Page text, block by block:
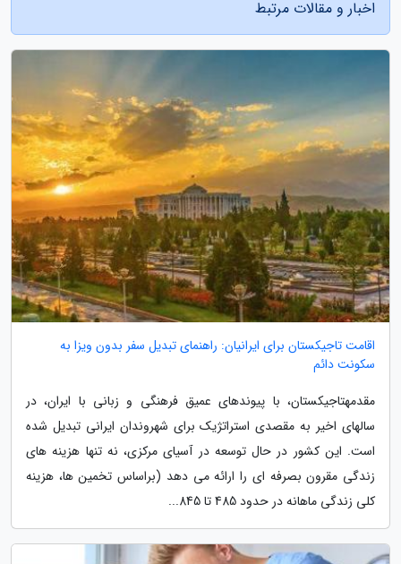
اخبار و مقالات مرتبط
اقامت تاجیکستان برای ایرانیان: راهنمای تبدیل سفر بدون ویزا به
سکونت دائم
مقدمهتاجیکستان، با پیوندهای عمیق فرهنگی و زبانی با ایران، در
سالهای اخیر به مقصدی استراتژیک برای شهروندان ایرانی تبدیل شده
است. این کشور در حال توسعه در آسیای مرکزی، نه تنها هزینه های
زندگی مقرون بصرفه ای را ارائه می دهد (براساس تخمین ها، هزینه
کلی زندگی ماهانه در حدود 485 تا 845...